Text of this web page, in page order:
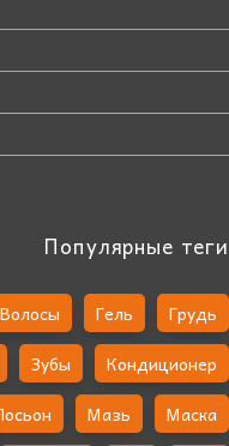
Популярные теги
Волосы Гель
Грудь
Зубы
Кондиционер
Мазь Маска